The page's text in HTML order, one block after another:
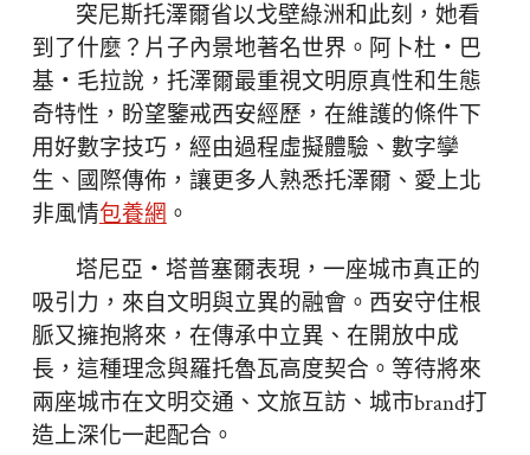
突尼斯托澤爾省以戈壁綠洲和此刻，她看
到了什麼？片子內景地著名世界。阿卜杜・巴
基・毛拉說，托澤爾最重視文明原真性和生態
奇特性，盼望鑒戒西安經歷，在維護的條件下
用好數字技巧，經由過程虛擬體驗、數字孿
生、國際傳佈，讓更多人熟悉托澤爾、愛上北
非風情包養網。
塔尼亞・塔普塞爾表現，一座城市真正的
吸引力，來自文明與立異的融會。西安守住根
脈又擁抱將來，在傳承中立異、在開放中成
長，這種理念與羅托魯瓦高度契合。等待將來
兩座城市在文明交通、文旅互訪、城市brand打
造上深化一起配合。